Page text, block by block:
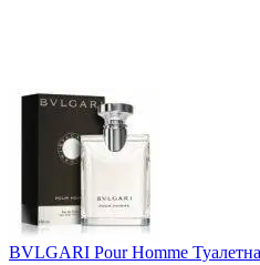
BVLGARI Pour Homme